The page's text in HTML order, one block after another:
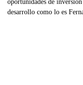
desarrollo como lo es